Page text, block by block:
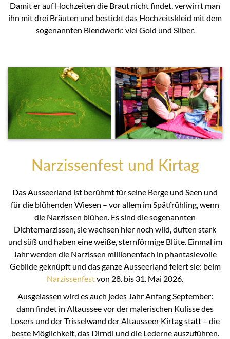
Damit er auf Hochzeiten die Braut nicht findet, verwirrt man
ihn mit drei Bräuten und bestickt das Hochzeitskleid mit dem
sogenannten Blendwerk: viel Gold und Silber.
Narzissenfest und Kirtag
Das Ausseerland ist berühmt für seine Berge und Seen und
für die blühenden Wiesen – vor allem im Spätfrühling, wenn
die Narzissen blühen. Es sind die sogenannten
Dichternarzissen, sie wachsen hier noch wild, duften stark
und süß und haben eine weiße, sternförmige Blüte. Einmal im
Jahr werden die Narzissen millionenfach in phantasievolle
Gebilde geknüpft und das ganze Ausseerland feiert sie: beim
Narzissenfestvon 28. bis 31. Mai 2026.
Ausgelassen wird es auch jedes Jahr Anfang September:
dann findet in Altaussee vor der malerischen Kulisse des
Losers und der Trisselwand der Altausseer Kirtag statt – die
beste Möglichkeit, das Dirndl und die Lederne auszuführen.